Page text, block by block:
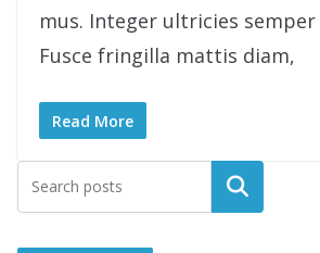
mus. Integer ultricies
Fusce fringilla mattis diam,
Read More